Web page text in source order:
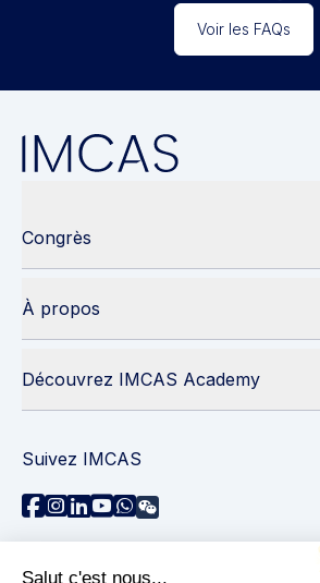
Voir les FAQs
Congrès
À propos
Découvrez IMCAS Academy
Suivez IMCAS
Besoin d'aide ?